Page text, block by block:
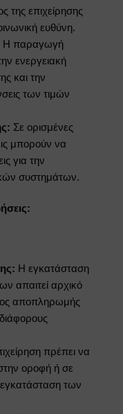
της επιχείρησης
ευθύνη.
Η παραγωγή
ενεργειακή
και την
των τιμών
Σε ορισμένες
μπορούν να
για την
συστημάτων.
Η εγκατάσταση
απαιτεί αρχικό
αποπληρωμής
πρέπει να
οροφή ή σε
εγκατάσταση των